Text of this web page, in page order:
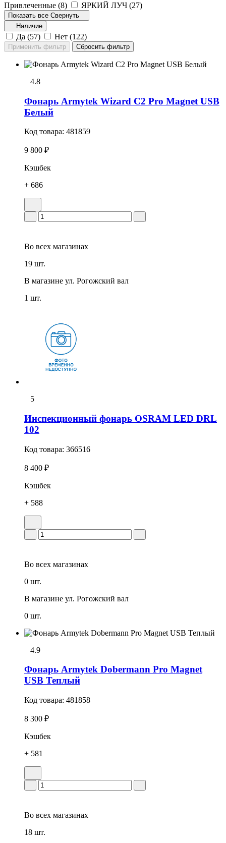
Привлеченные (8) ЯРКИЙ ЛУЧ (27)
Показать все Свернуть
Наличие
Да (57) Нет (122)
4.8
Фонарь Armytek Wizard C2 Pro Magnet USB
Белый
Код товара: 481859
9 800 ₽
Кэшбек
+ 686
Во всех магазинах
19 шт.
В магазине ул. Рогожский вал
1 шт.
5
Инспекционный фонарь OSRAM LED DRL
102
Код товара: 366516
8 400 ₽
Кэшбек
+ 588
Во всех магазинах
0 шт.
В магазине ул. Рогожский вал
0 шт.
4.9
Фонарь Armytek Dobermann Pro Magnet
USB Теплый
Код товара: 481858
8 300 ₽
Кэшбек
+ 581
Во всех магазинах
18 шт.